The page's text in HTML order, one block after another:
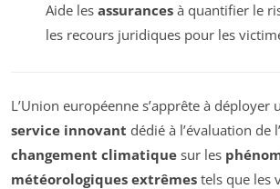
Aide les assurancesà quantifier le
les recours juridiques pour les
L’Union européenne s’apprête à déployer
service innovant dédié à l’évaluation de
changement climatique sur les
météorologiques extrêmes tels que les